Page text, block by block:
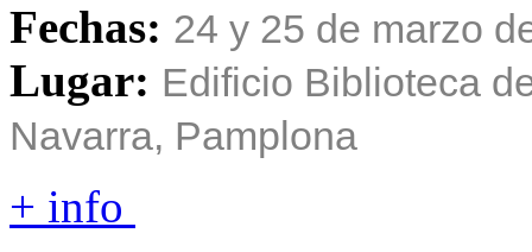
Fechas: 24 y 25 de marzo
Lugar: Edificio Biblioteca
Navarra, Pamplona
+ info